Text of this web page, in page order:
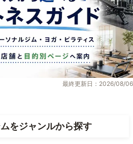
最終更新日：2026/08/06
をジャンルから探す